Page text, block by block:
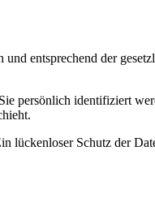
entsprechend der
persönlich identifiziert
lückenloser Schutz der